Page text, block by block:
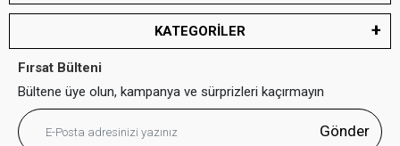
Ferrucci saatleri en uygun fiyatlarla Bilekte.com’dan gönül
üretmeye başlayan Ferrucci fiyat performans kıstaslarında üretim
modellerine de akıllı saat kategorimizden ulaşabilirsiniz. FC Smart
olarak markalandırılan Ferrucci Akıllı saatler Bilekte.com’da
KATEGORİLER
Fırsat Bülteni
Bültene üye olun, kampanya ve sürprizleri kaçırmayın
Gönder